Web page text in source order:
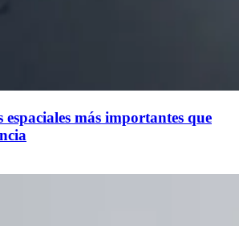
espaciales más importantes que